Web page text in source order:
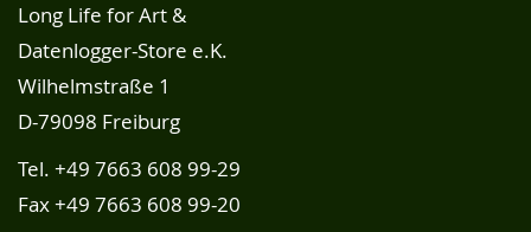
Long Life for Art &
Datenlogger-Store e.K.
Wilhelmstraße 1
D-79098 Freiburg
Tel. +49 7663 608 99-29
Fax +49 7663 608 99-20